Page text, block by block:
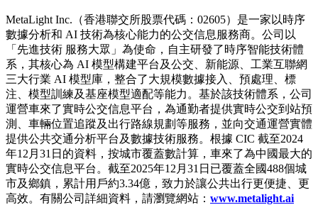
MetaLight Inc.（香港聯交所股票代碼：02605）是一家以時序
數據分析和 AI 技術為核心能力的公交信息服務商。公司以
「先進技術 服務大眾」為使命，自主研發了時序智能技術體
系，其核心為 AI 模型構建平台及公交、新能源、工業互聯網
三大行業 AI 模型庫，整合了大規模數據接入、預處理、標
注、模型訓練及基座模型適配等能力。基於該技術體系，公司
運營車來了實時公交信息平台，為通勤者提供實時公交到站預
測、車輛位置追蹤及出行路線規劃等服務，並向交通運營實體
提供公共交通分析平台及數據技術服務。根據 CIC 截至2024
年12月31日的資料，按城市覆蓋數計算，車來了為中國最大的
實時公交信息平台。截至2025年12月31日已覆蓋全國488個城
市及鄉鎮，累計用戶約3.34億，致力於讓公共出行更便捷、更
高效。有關公司詳細資料，請瀏覽網站： www.metalight.ai